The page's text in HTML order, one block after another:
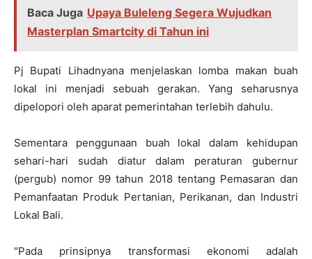
Baca Juga Upaya Buleleng Segera Wujudkan
Masterplan Smartcity di Tahun ini
Pj Bupati Lihadnyana menjelaskan lomba makan buah
lokal ini menjadi sebuah gerakan. Yang seharusnya
dipelopori oleh aparat pemerintahan terlebih dahulu.
Sementara penggunaan buah lokal dalam kehidupan
sehari-hari sudah diatur dalam peraturan gubernur
(pergub) nomor 99 tahun 2018 tentang Pemasaran dan
Pemanfaatan Produk Pertanian, Perikanan, dan Industri
Lokal Bali.
"Pada prinsipnya transformasi ekonomi adalah